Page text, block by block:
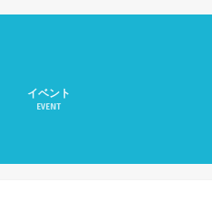
について
イベント
EVENT